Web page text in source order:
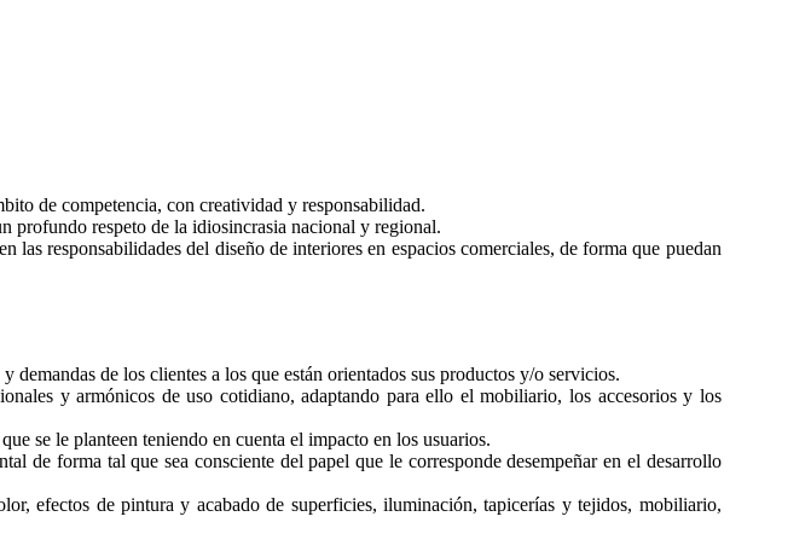
de competencia, con creatividad y responsabilidad.
profundo respeto de la idiosincrasia nacional y regional.
responsabilidades del diseño de interiores en espacios comerciales, de forma que puedan
demandas de los clientes a los que están orientados sus productos y/o servicios.
y armónicos de uso cotidiano, adaptando para ello el mobiliario, los accesorios y los
se le planteen teniendo en cuenta el impacto en los usuarios.
de forma tal que sea consciente del papel que le corresponde desempeñar en el desarrollo
efectos de pintura y acabado de superficies, iluminación, tapicerías y tejidos, mobiliario,